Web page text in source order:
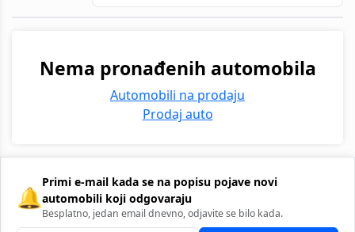
Nema pronađenih automobila
Automobili na prodaju
Prodaj auto
🔔
Primi e-mail kada se na popisu pojave novi
automobili koji odgovaraju
Besplatno, jedan email dnevno, odjavite se bilo kada.